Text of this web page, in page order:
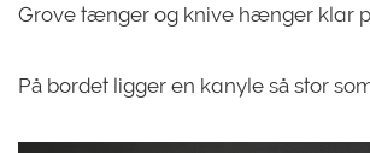
Grove tænger og knive hænger klar
På bordet ligger en kanyle så stor